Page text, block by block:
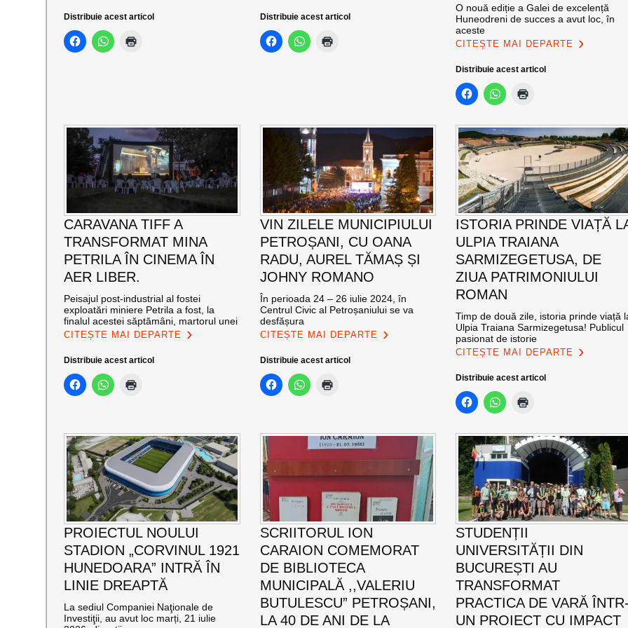
Distribuie acest articol Distribuie acest articol
O nouă ediție a Galei de excelență
Huneodreni de succes a avut loc, în
aceste
CITEȘTE MAI DEPARTE
Distribuie acest articol
CARAVANA TIFF A
TRANSFORMAT MINA
PETRILA ÎN CINEMA ÎN
AER LIBER.
Peisajul post-industrial al fostei
exploatări miniere Petrila a fost, la
finalul acestei săptămâni, martorul unei
CITEȘTE MAI DEPARTE
Distribuie acest articol
VIN ZILELE MUNICIPIULUI
PETROȘANI, CU OANA
RADU, AUREL TĂMAȘ ȘI
JOHNY ROMANO
În perioada 24 – 26 iulie 2024, în
Centrul Civic al Petroșaniului se va
desfășura
CITEȘTE MAI DEPARTE
Distribuie acest articol
ISTORIA PRINDE VIAȚĂ
ULPIA TRAIANA
SARMIZEGETUSA, DE
ZIUA PATRIMONIULUI
ROMAN
Timp de două zile, istoria prinde viață
Ulpia Traiana Sarmizegetusa! Publicul
pasionat de istorie
CITEȘTE MAI DEPARTE
Distribuie acest articol
PROIECTUL NOULUI
STADION „CORVINUL 1921
HUNEDOARA” INTRĂ ÎN
LINIE DREAPTĂ
La sediul Companiei Naţionale de
Investiţii, au avut loc marți, 21 iulie
SCRIITORUL ION
CARAION COMEMORAT
DE BIBLIOTECA
MUNICIPALĂ ,,VALERIU
BUTULESCU” PETROȘANI,
LA 40 DE ANI DE LA
STUDENȚII
UNIVERSITĂȚII DIN
BUCUREȘTI AU
TRANSFORMAT
PRACTICA DE VARĂ
UN PROIECT CU IMPACT